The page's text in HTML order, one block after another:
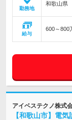
勤務地
和歌山県
給与
600～800
アイベステクノ株式
【和歌山市】電